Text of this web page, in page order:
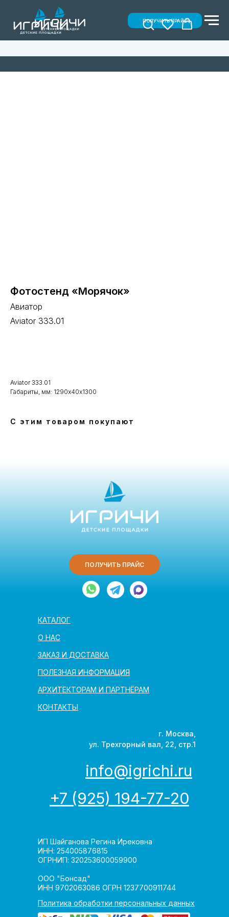
ПОЛУЧИТЬ ПРАЙС
Фотостенд «Морячок»
Авиатор
Aviator 333.01
Aviator 333.01
Габариты, мм: 1290х40х1300
С этим товаром покупают
АРХИТЕКТОРАМ И ПАРТНЁРАМ
КОНТАКТЫ
ПОЛЕЗНАЯ ИНФОРМАЦИЯ
ЗАКАЗ И ДОСТАВКА
О НАС
КАТАЛОГ
Политика обработки персональных данных
г. Москва,
ул. Трехгорный вал, 22, стр.1
ПОЛУЧИТЬ ПРАЙС
ИП Шайганова Регина Ирековна
ИНН: 254005876815
ОГРНИП: 320253600059900
ООО "Бонсад"
ИНН 9702063086 ОГРН 1237700911744
+7 (925) 194-77-20
info@igrichi.ru